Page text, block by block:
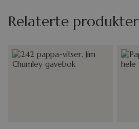
Relaterte produkter